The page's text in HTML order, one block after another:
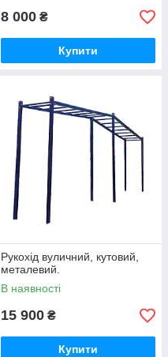
8 000 ₴
Купити
Рукохід вуличний, кутовий,
металевий.
В наявності
15 900 ₴
Купити